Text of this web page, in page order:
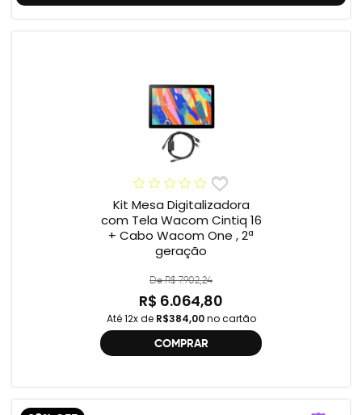
Kit Mesa Digitalizadora
com Tela Wacom Cintiq 16
+ Cabo Wacom One , 2ª
geração
De R$ 7.902,24
R$ 6.064,80
Até 12x de R$384,00no cartão
COMPRAR